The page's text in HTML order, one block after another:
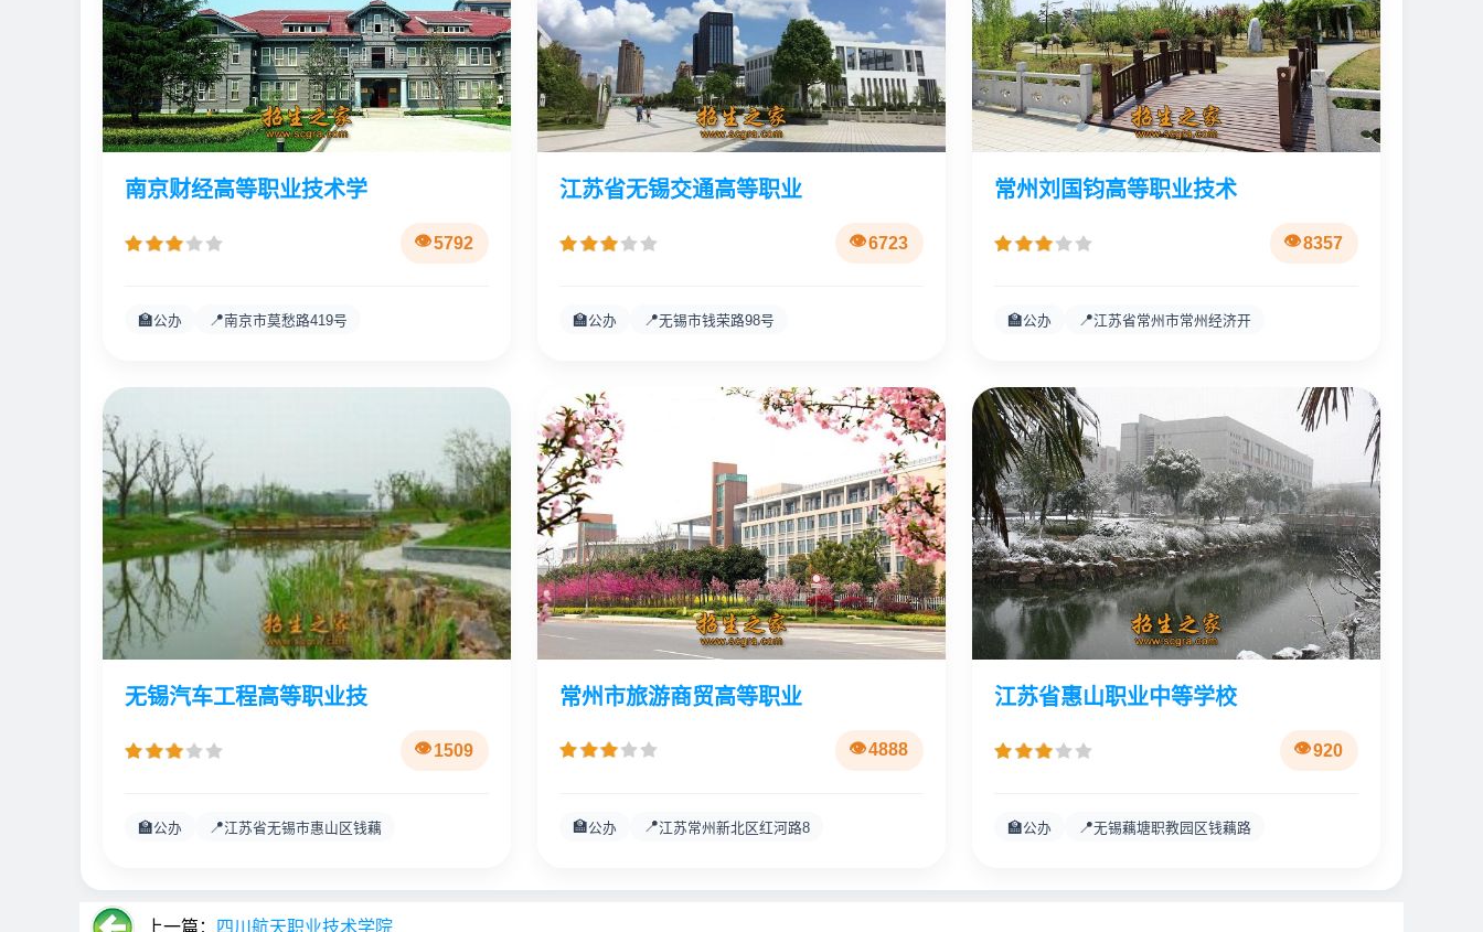
南京财经高等职业技术学
5792
🏫公办 📍南京市莫愁路419号
江苏省无锡交通高等职业
6723
🏫公办 📍无锡市钱荣路98号
常州刘国钧高等职业技术
8357
🏫公办 📍江苏省常州市常州经济开
无锡汽车工程高等职业技
1509
🏫公办 📍江苏省无锡市惠山区钱藕
常州市旅游商贸高等职业
4888
🏫公办 📍江苏常州新北区红河路8
江苏省惠山职业中等学校
920
🏫公办 📍无锡藕塘职教园区钱藕路
上一篇： 四川航天职业技术学院